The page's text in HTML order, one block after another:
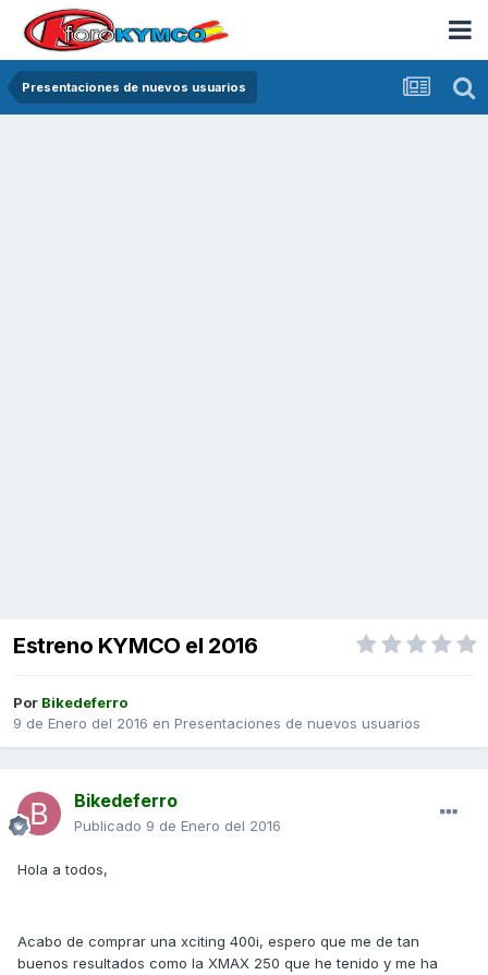
Presentaciones de nuevos usuarios
Estreno KYMCO el 2016
Por Bikedeferro
9 de Enero del 2016 en Presentaciones de nuevos usuarios
Bikedeferro
Publicado 9 de Enero del 2016
Hola a todos,
Acabo de comprar una xciting 400i, espero que me de tan
buenos resultados como la XMAX 250 que he tenido y me ha